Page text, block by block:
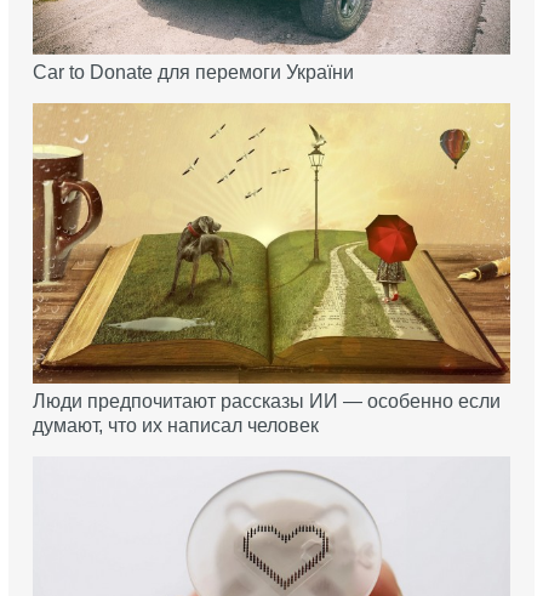
Car to Donate для перемоги України
Люди предпочитают рассказы ИИ — особенно если
думают, что их написал человек